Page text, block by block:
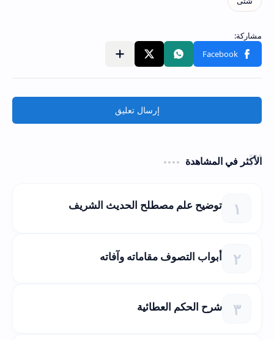
إرسال تعليق
الأكثر في المشاهدة
توضيح علم مصطلح الحديث الشريف
أبواب التصوف مقاماته وآفاته
شرح الحكم العطائية